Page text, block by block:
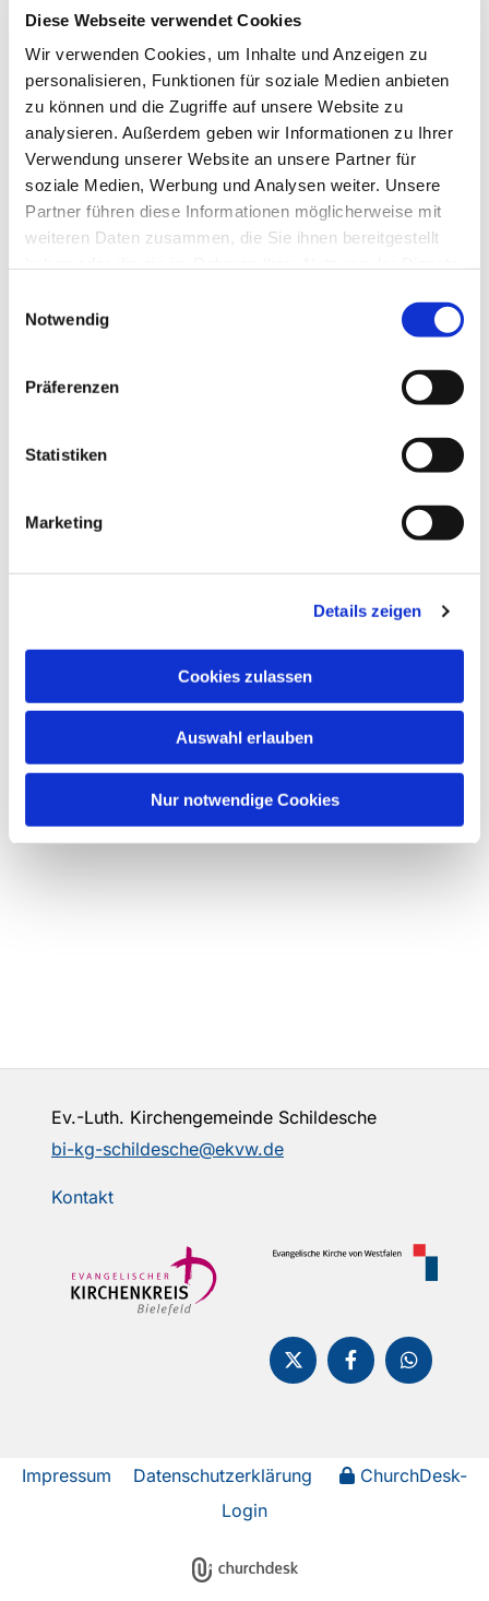
Diese Webseite verwendet Cookies
Wir verwenden Cookies, um Inhalte und Anzeigen zu
personalisieren, Funktionen für soziale Medien anbieten
zu können und die Zugriffe auf unsere Website zu
analysieren. Außerdem geben wir Informationen zu Ihrer
Verwendung unserer Website an unsere Partner für
soziale Medien, Werbung und Analysen weiter. Unsere
Partner führen diese Informationen möglicherweise mit
weiteren Daten zusammen, die Sie ihnen bereitgestellt
Notwendig
Präferenzen
Statistiken
Marketing
Details zeigen
Cookies zulassen
Auswahl erlauben
Nur notwendige Cookies
Ev.-Luth. Kirchengemeinde Schildesche
bi-kg-schildesche@ekvw.de
Kontakt
Impressum Datenschutzerklärung
ChurchDesk-
Login